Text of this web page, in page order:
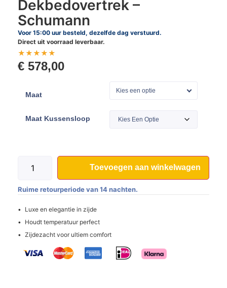
Dekbedovertrek –
Schumann
Voor 15:00 uur besteld, dezelfde dag verstuurd.
Direct uit voorraad leverbaar.
★★★★★
€ 578,00
Maat Kies een optie
Maat Kussensloop
Toevoegen aan winkelwagen
Ruime retourperiode van 14 nachten.
Luxe en elegantie in zijde
Houdt temperatuur perfect
Zijdezacht voor ultiem comfort